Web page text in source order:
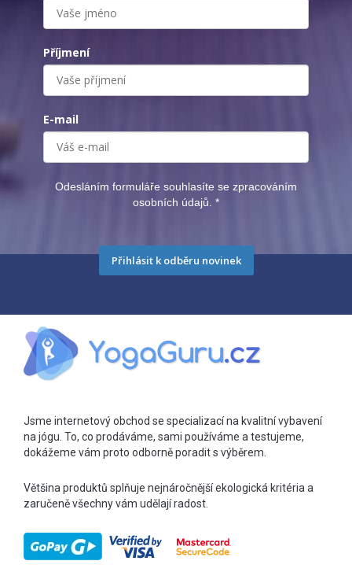
Příjmení
E-mail
Odesláním formuláře souhlasíte se zpracováním
osobních údajů. *
Přihlásit k odběru novinek
Jsme internetový obchod se specializací na kvalitní vybavení
na jógu. To, co prodáváme, sami používáme a testujeme,
dokážeme vám proto odborně poradit s výběrem.
Většina produktů splňuje nejnáročnější ekologická kritéria a
zaručeně všechny vám udělají radost.